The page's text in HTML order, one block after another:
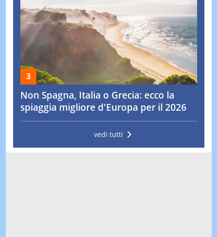
Non Spagna, Italia o Grecia: ecco la
spiaggia migliore d'Europa per il 2026
vedi tutti